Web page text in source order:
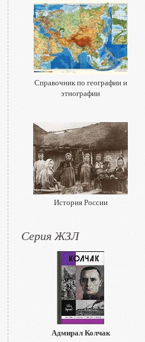
Справочник по географии и
этнографии
История России
Серия ЖЗЛ
Адмирал Колчак